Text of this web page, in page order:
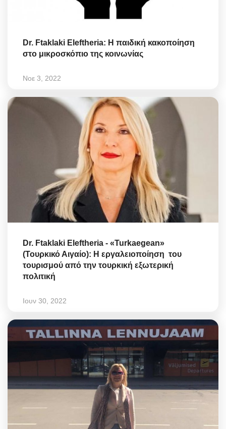
Dr. Ftaklaki Eleftheria: Η παιδική κακοποίηση
στο μικροσκόπιο της κοινωνίας
Νοε 3, 2022
Dr. Ftaklaki Eleftheria - «Turkaegean»
(Τουρκικό Αιγαίο): Η εργαλειοποίηση του
τουρισμού από την τουρκική εξωτερική
πολιτική
Ιουν 30, 2022